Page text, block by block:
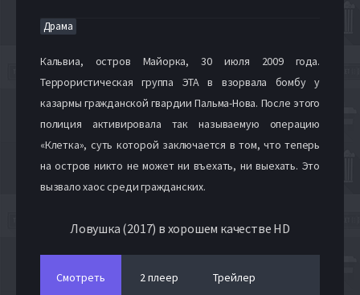
Драма
Кальвиа, остров Майорка, 30 июля 2009 года.
Террористическая группа ЭТА в взорвала бомбу у
казармы гражданской гвардии Пальма-Нова. После этого
полиция активировала так называемую операцию
«Клетка», суть которой заключается в том, что теперь
на остров никто не может ни въехать, ни выехать. Это
вызвало хаос среди гражданских.
Ловушка (2017) в хорошем качестве HD
Смотреть 2 плеер Трейлер